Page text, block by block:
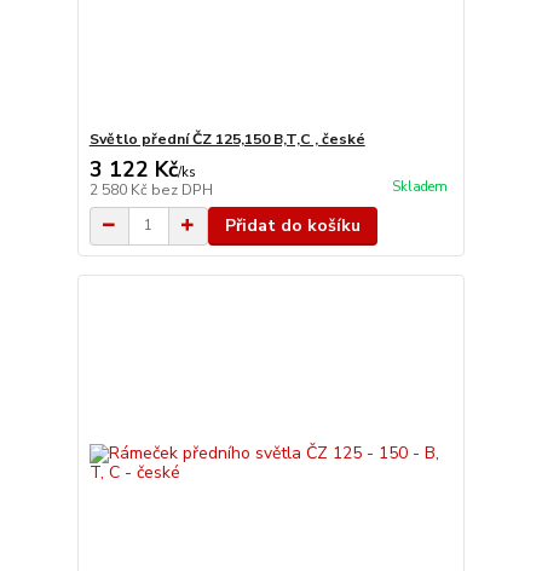
Světlo přední ČZ 125,150 B,T,C , české
3 122 Kč/ks
2 580 Kč bez DPH Skladem
Přidat do košíku